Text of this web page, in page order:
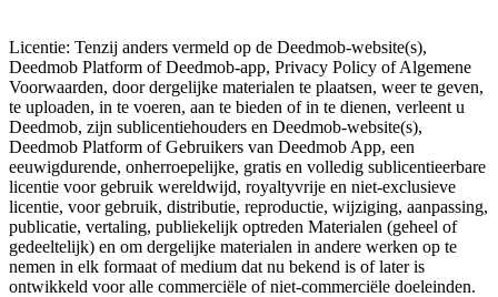
Licentie: Tenzij anders vermeld op de Deedmob-website(s),
Deedmob Platform of Deedmob-app, Privacy Policy of Algemene
Voorwaarden, door dergelijke materialen te plaatsen, weer te geven,
te uploaden, in te voeren, aan te bieden of in te dienen, verleent u
Deedmob, zijn sublicentiehouders en Deedmob-website(s),
Deedmob Platform of Gebruikers van Deedmob App, een
eeuwigdurende, onherroepelijke, gratis en volledig sublicentieerbare
licentie voor gebruik wereldwijd, royaltyvrije en niet-exclusieve
licentie, voor gebruik, distributie, reproductie, wijziging, aanpassing,
publicatie, vertaling, publiekelijk optreden Materialen (geheel of
gedeeltelijk) en om dergelijke materialen in andere werken op te
nemen in elk formaat of medium dat nu bekend is of later is
ontwikkeld voor alle commerciële of niet-commerciële doeleinden.